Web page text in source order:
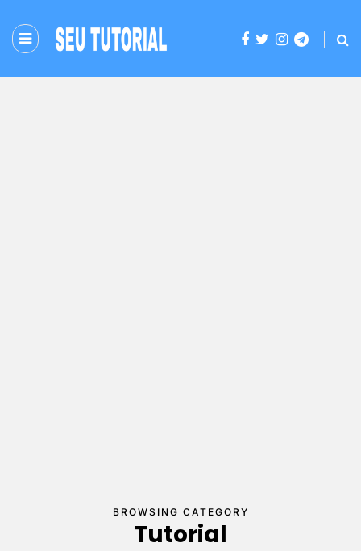
BROWSING CATEGORY
Tutorial